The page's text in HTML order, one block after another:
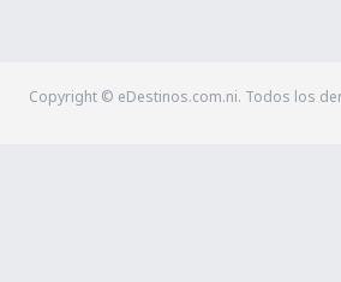
Copyright © eDestinos.com.ni. Todos los